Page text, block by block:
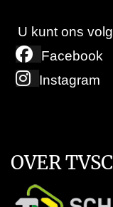
U kunt ons
Facebook
Instagram
OVER